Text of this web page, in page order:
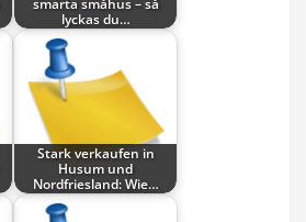
smarta småhus – så
lyckas du…
Stark verkaufen in
Husum und
Nordfriesland: Wie…